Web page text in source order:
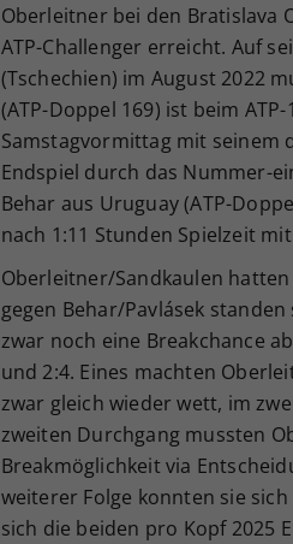
Oberleitner bei den Bratislava
ATP-Challenger erreicht. Auf
(Tschechien) im August 2022
(ATP-Doppel 169) ist beim
Samstagvormittag mit seinem
Endspiel durch das Nummer-
Behar aus Uruguay (ATP-
nach 1:11 Stunden Spielzeit
Oberleitner/Sandkaulen
gegen Behar/Pavlásek
zwar noch eine Breakchance
und 2:4. Eines machten
zwar gleich wieder wett, im
zweiten Durchgang mussten
Breakmöglichkeit via
weiterer Folge konnten sie
sich die beiden pro Kopf 2025